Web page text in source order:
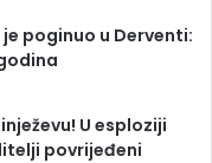
poginuo u Derventi:
U esploziji
povrijeđeni